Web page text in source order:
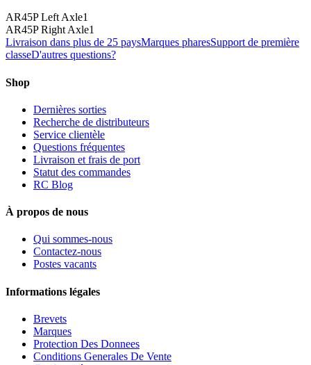
AR45P Left Axle1
AR45P Right Axle1
Livraison dans plus de 25 paysMarques pharesSupport de première
classeD'autres questions?
Shop
Dernières sorties
Recherche de distributeurs
Service clientèle
Questions fréquentes
Livraison et frais de port
Statut des commandes
RC Blog
À propos de nous
Qui sommes-nous
Contactez-nous
Postes vacants
Informations légales
Brevets
Marques
Protection Des Donnees
Conditions Generales De Vente